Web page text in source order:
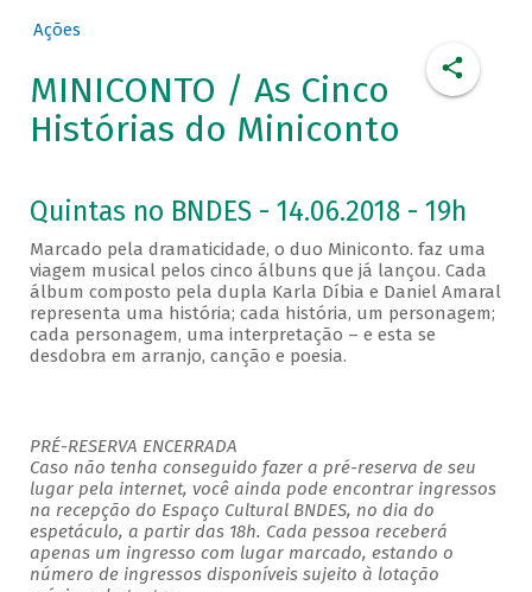
Ações
MINICONTO / As Cinco
Histórias do Miniconto
Quintas no BNDES - 14.06.2018 - 19h
Marcado pela dramaticidade, o duo Miniconto. faz uma
viagem musical pelos cinco álbuns que já lançou. Cada
álbum composto pela dupla Karla Díbia e Daniel Amaral
representa uma história; cada história, um personagem;
cada personagem, uma interpretação – e esta se
desdobra em arranjo, canção e poesia.
PRÉ-RESERVA ENCERRADA
Caso não tenha conseguido fazer a pré-reserva de seu
lugar pela internet, você ainda pode encontrar ingressos
na recepção do Espaço Cultural BNDES, no dia do
espetáculo, a partir das 18h. Cada pessoa receberá
apenas um ingresso com lugar marcado, estando o
número de ingressos disponíveis sujeito à lotação